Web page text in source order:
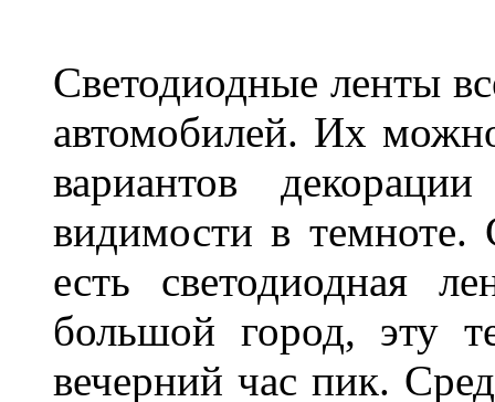
Светодиодные ленты
автомобилей. Их
вариантов
видимости в темноте.
есть светодиодная
большой город, эту
вечерний час пик.